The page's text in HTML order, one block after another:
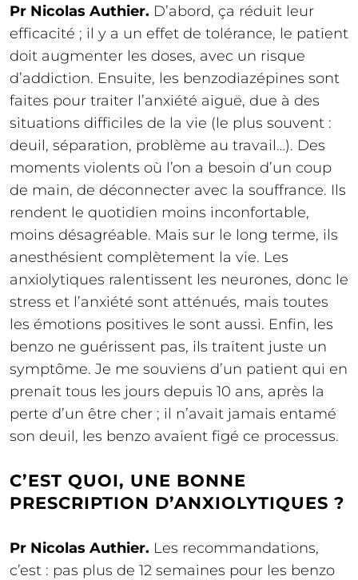
Pr Nicolas Authier. D’abord, ça réduit leur
efficacité ; il y a un effet de tolérance, le patient
doit augmenter les doses, avec un risque
d’addiction. Ensuite, les benzodiazépines sont
faites pour traiter l’anxiété aiguë, due à des
situations difficiles de la vie (le plus souvent :
deuil, séparation, problème au travail…). Des
moments violents où l’on a besoin d’un coup
de main, de déconnecter avec la souffrance. Ils
rendent le quotidien moins inconfortable,
moins désagréable. Mais sur le long terme, ils
anesthésient complètement la vie. Les
anxiolytiques ralentissent les neurones, donc le
stress et l’anxiété sont atténués, mais toutes
les émotions positives le sont aussi. Enfin, les
benzo ne guérissent pas, ils traitent juste un
symptôme. Je me souviens d’un patient qui en
prenait tous les jours depuis 10 ans, après la
perte d’un être cher ; il n’avait jamais entamé
son deuil, les benzo avaient figé ce processus.
C’EST QUOI, UNE BONNE
PRESCRIPTION D’ANXIOLYTIQUES ?
Pr Nicolas Authier. Les recommandations,
c’est : pas plus de 12 semaines pour les benzo